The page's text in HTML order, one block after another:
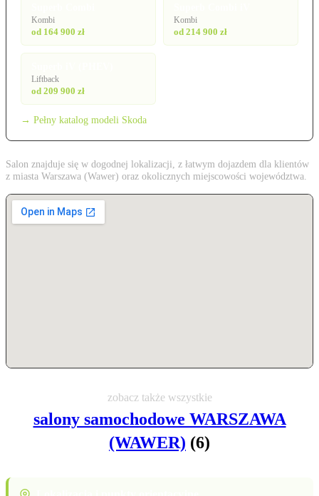
Kombi
od 164 900 zł
Kombi
od 214 900 zł
Liftback
od 209 900 zł
→ Pełny katalog modeli Skoda
Salon znajduje się w dogodnej lokalizacji, z łatwym dojazdem dla klientów
z miasta Warszawa (Wawer) oraz okolicznych miejscowości województwa.
zobacz także wszystkie
salony samochodowe WARSZAWA
(WAWER) (6)